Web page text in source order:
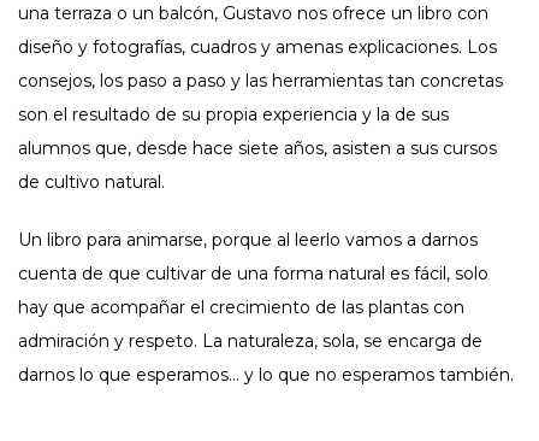
una terraza o un balcón, Gustavo nos ofrece un libro con
diseño y fotografías, cuadros y amenas explicaciones. Los
consejos, los paso a paso y las herramientas tan concretas
son el resultado de su propia experiencia y la de sus
alumnos que, desde hace siete años, asisten a sus cursos
de cultivo natural.
Un libro para animarse, porque al leerlo vamos a darnos
cuenta de que cultivar de una forma natural es fácil, solo
hay que acompañar el crecimiento de las plantas con
admiración y respeto. La naturaleza, sola, se encarga de
darnos lo que esperamos... y lo que no esperamos también.